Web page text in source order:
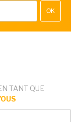
OK
TANT QUE